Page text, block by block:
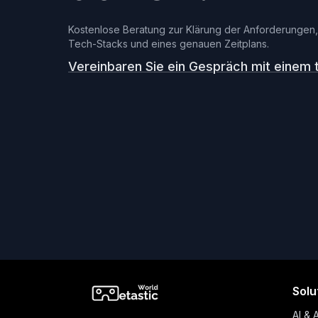
Kostenlose Beratung zur Klärung der
Tech-Stacks und eines genauen Zeitplans.
Vereinbaren Sie ein Gespräch mit
AI &